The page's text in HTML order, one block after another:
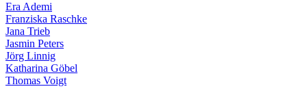
Era Ademi
Franziska Raschke
Jana Trieb
Jasmin Peters
Jörg Linnig
Katharina Göbel
Thomas Voigt